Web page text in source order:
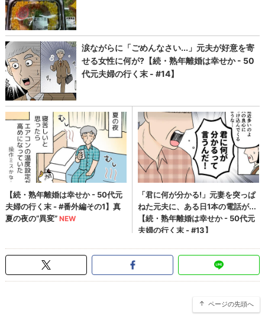
ページの先頭へ